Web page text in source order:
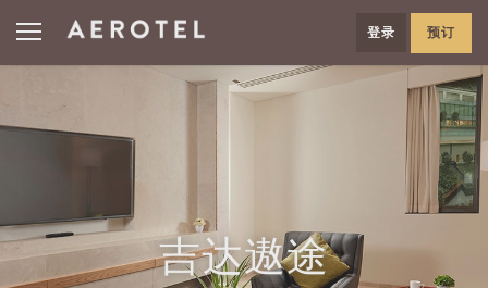
登录 预订
吉达遨途